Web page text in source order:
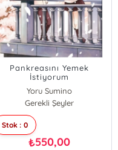
Pankreasını Yemek
İstiyorum
Yoru Sumino
Gerekli Şeyler
Stok : 0
₺550,00